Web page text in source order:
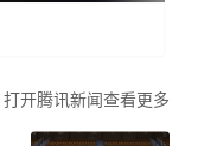
打开腾讯新闻查看更多